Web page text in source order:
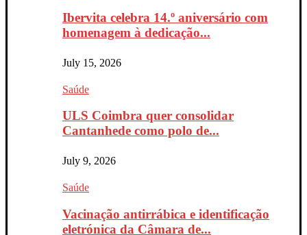
Ibervita celebra 14.º aniversário com
homenagem à dedicação...
July 15, 2026
Saúde
ULS Coimbra quer consolidar
Cantanhede como polo de...
July 9, 2026
Saúde
Vacinação antirrábica e identificação
eletrónica da Câmara de...